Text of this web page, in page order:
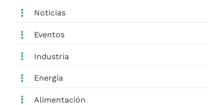
Noticias
Eventos
Industria
Energía
Alimentación